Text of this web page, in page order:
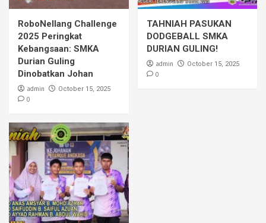
RoboNellang Challenge
2025 Peringkat
Kebangsaan: SMKA
Durian Guling
Dinobatkan Johan
admin October 15, 2025
0
TAHNIAH PASUKAN
DODGEBALL SMKA
DURIAN GULING!
admin October 15, 2025
0